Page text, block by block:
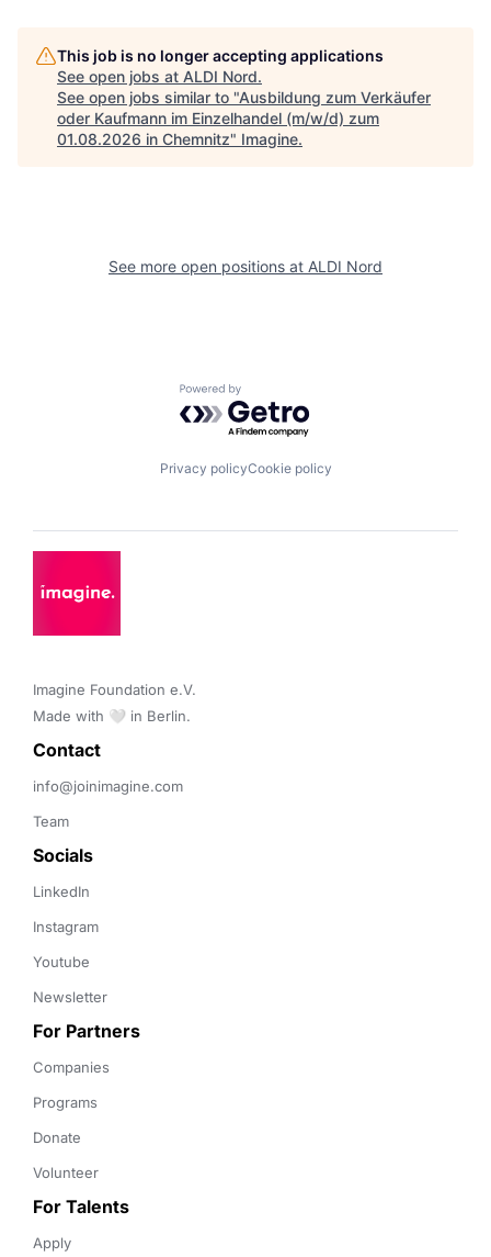
This job is no longer accepting applications
See open jobs at ALDI Nord.
See open jobs similar to "Ausbildung zum Verkäufer
oder Kaufmann im Einzelhandel (m/w/d) zum
01.08.2026 in Chemnitz" Imagine.
See more open positions at ALDI Nord
Powered by Getro.com
Privacy policyCookie policy
Imagine Foundation e.V.
Made with 🤍 in Berlin.
Contact
info@joinimagine.com
Team
Socials
LinkedIn
Instagram
Youtube
Newsletter
For Partners
Companies
Programs
Donate
Volunteer
For Talents
Apply